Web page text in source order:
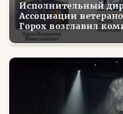
Новосибирская область
Омская область(8)
Орловская область
(2)
Пензенская область
(13)
Пермский край
Исполнительный
Ассоциации
Горох возглавил
Общественной
ветеранов и членов